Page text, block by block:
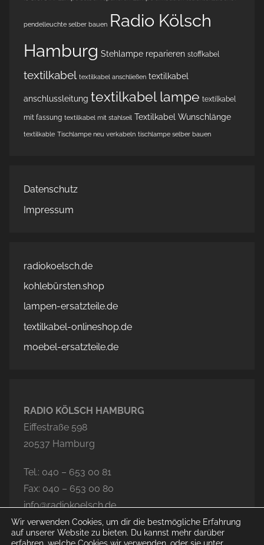
pendelleuchte selber bauen Radio Kölsch
Hamburg Stehlampe reparieren stoffkabel
textilkabel textilkabel anschließen textilkabel
anschlussleitung textilkabel lampe textilkabel
mit fassung textilkabel mit stahlseil Textilkabel Wunschlänge
textilkable Tischlampe neu verkabeln tischlampe selber bauen
Datenschutz
Impressum
radiokoelsch.de
kohlebürsten.shop
lampen-ersatzteile.de
textilkabel-onlineshop.de
moebel-ersatzteile.de
RADIO KÖLSCH HAMBURG
Eiffestraße 598
20537 Hamburg
Tel.: 040 – 653 00 81
Fax: 040 – 653 00 80
info@radiokoelsch.de
Wir verwenden Cookies, um dir die bestmögliche Erfahrung
auf unserer Website zu bieten. Du kannst mehr darüber